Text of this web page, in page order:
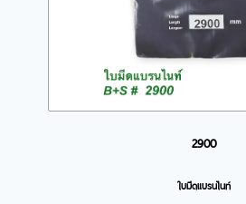
2900
ใบมีดแบรนไนท์